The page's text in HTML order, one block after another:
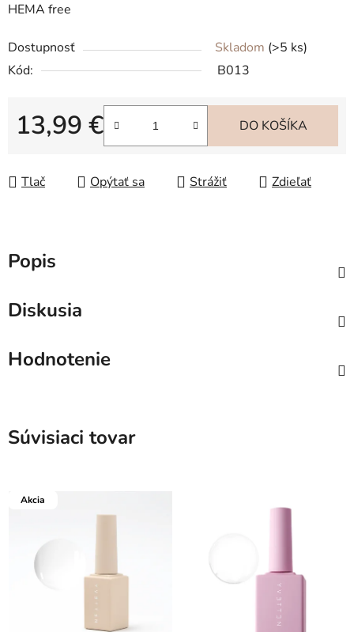
HEMA free
Dostupnosť Skladom (>5 ks)
Kód:
B013
13,99 €
Jednotková cena:
DO KOŠÍKA
Tlač Opýtať sa Strážiť Zdieľať
Popis
Diskusia
Hodnotenie
Súvisiaci tovar
Akcia